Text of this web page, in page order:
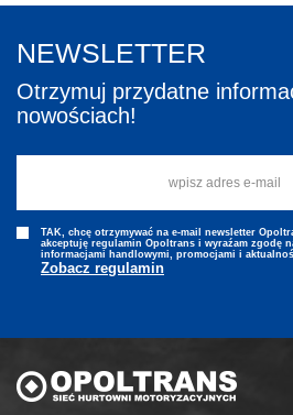
NEWSLETTER
Otrzymuj przydatne
nowościach!
TAK, chcę otrzymywać na e-mail newsletter
akceptuję regulamin Opoltrans i wyraźam zgodę
informacjami handlowymi, promocjami i
Zobacz regulamin